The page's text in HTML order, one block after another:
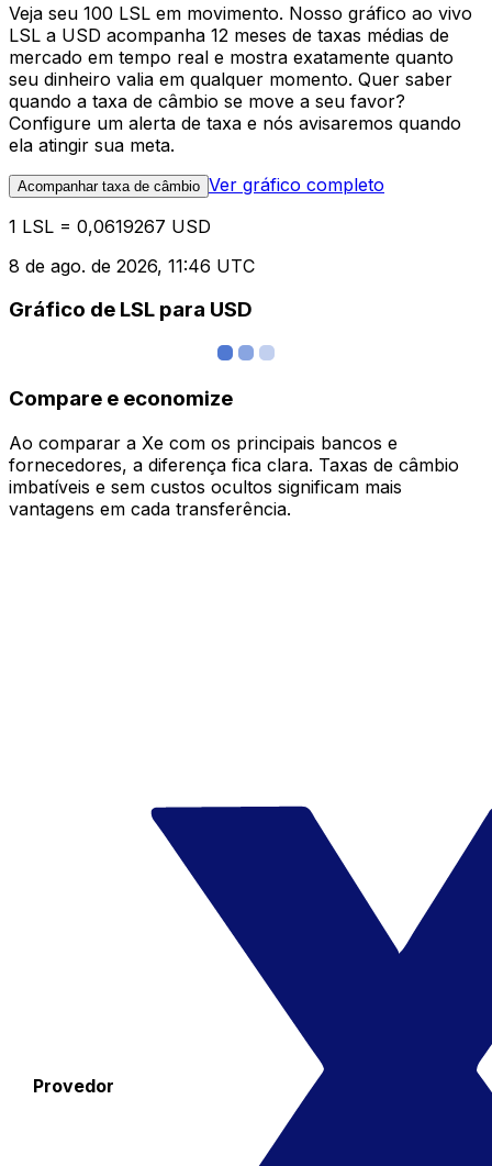
Veja seu 100 LSL em movimento. Nosso gráfico ao vivo
LSL a USD acompanha 12 meses de taxas médias de
mercado em tempo real e mostra exatamente quanto
seu dinheiro valia em qualquer momento. Quer saber
quando a taxa de câmbio se move a seu favor?
Configure um alerta de taxa e nós avisaremos quando
ela atingir sua meta.
Acompanhar taxa de câmbio Ver gráfico completo
1 LSL = 0,0619267 USD
8 de ago. de 2026, 11:46 UTC
Gráfico de LSL para USD
Compare e economize
Ao comparar a Xe com os principais bancos e
fornecedores, a diferença fica clara. Taxas de câmbio
imbatíveis e sem custos ocultos significam mais
vantagens em cada transferência.
Provedor